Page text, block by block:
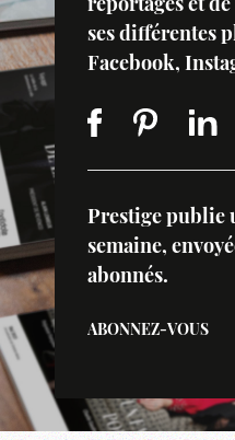
reportages et
ses différentes
Facebook,
Prestige publie
semaine,
abonnés.
ABONNEZ-VOUS